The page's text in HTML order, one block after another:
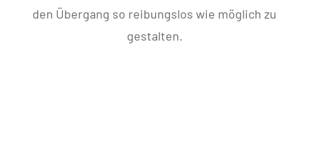
den Übergang so reibungslos wie möglich zu
gestalten.